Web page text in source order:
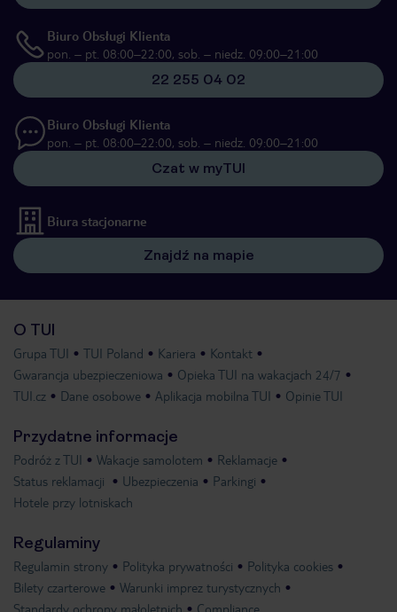
Biuro Obsługi Klienta
pon. – pt. 08:00–22:00, sob. – niedz. 09:00–21:00
22 255 04 02
Biuro Obsługi Klienta
pon. – pt. 08:00–22:00, sob. – niedz. 09:00–21:00
Czat w myTUI
Biura stacjonarne
Znajdź na mapie
O TUI
Grupa TUI TUI Poland Kariera
Kontakt
Gwarancja ubezpieczeniowa
Opieka TUI na wakacjach 24/7
TUI.cz
Dane osobowe Aplikacja mobilna TUI Opinie TUI
Przydatne informacje
Podróż z TUI Wakacje samolotem
Reklamacje
Status reklamacji
Ubezpieczenia
Parkingi
Hotele przy lotniskach
Regulaminy
Regulamin strony Polityka prywatności
Polityka cookies
Bilety czarterowe
Warunki imprez turystycznych
Standardy ochrony małoletnich
Compliance